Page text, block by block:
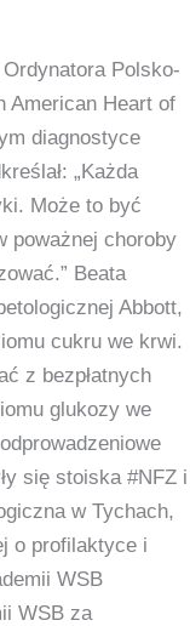
Polsko-
American Heart of
diagnostyce
„Każda
Może to być
poważnej choroby
Beata
Abbott,
cukru we krwi.
z bezpłatnych
glukozy we
się stoiska #NFZ i
w Tychach,
o profilaktyce i
WSB
WSB za